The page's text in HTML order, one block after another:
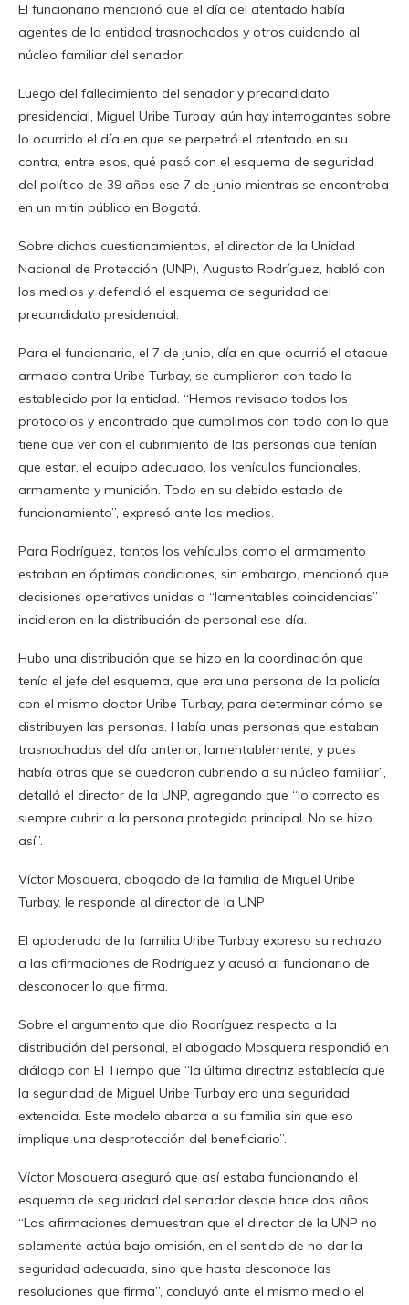
El funcionario mencionó que el día del atentado había
agentes de la entidad trasnochados y otros cuidando al
núcleo familiar del senador.
Luego del fallecimiento del senador y precandidato
presidencial, Miguel Uribe Turbay, aún hay interrogantes sobre
lo ocurrido el día en que se perpetró el atentado en su
contra, entre esos, qué pasó con el esquema de seguridad
del político de 39 años ese 7 de junio mientras se encontraba
en un mitin público en Bogotá.
Sobre dichos cuestionamientos, el director de la Unidad
Nacional de Protección (UNP), Augusto Rodríguez, habló con
los medios y defendió el esquema de seguridad del
precandidato presidencial.
Para el funcionario, el 7 de junio, día en que ocurrió el ataque
armado contra Uribe Turbay, se cumplieron con todo lo
establecido por la entidad. “Hemos revisado todos los
protocolos y encontrado que cumplimos con todo con lo que
tiene que ver con el cubrimiento de las personas que tenían
que estar, el equipo adecuado, los vehículos funcionales,
armamento y munición. Todo en su debido estado de
funcionamiento”, expresó ante los medios.
Para Rodríguez, tantos los vehículos como el armamento
estaban en óptimas condiciones, sin embargo, mencionó que
decisiones operativas unidas a “lamentables coincidencias”
incidieron en la distribución de personal ese día.
Hubo una distribución que se hizo en la coordinación que
tenía el jefe del esquema, que era una persona de la policía
con el mismo doctor Uribe Turbay, para determinar cómo se
distribuyen las personas. Había unas personas que estaban
trasnochadas del día anterior, lamentablemente, y pues
había otras que se quedaron cubriendo a su núcleo familiar”,
detalló el director de la UNP, agregando que “lo correcto es
siempre cubrir a la persona protegida principal. No se hizo
así”.
Víctor Mosquera, abogado de la familia de Miguel Uribe
Turbay, le responde al director de la UNP
El apoderado de la familia Uribe Turbay expreso su rechazo
a las afirmaciones de Rodríguez y acusó al funcionario de
desconocer lo que firma.
Sobre el argumento que dio Rodríguez respecto a la
distribución del personal, el abogado Mosquera respondió en
diálogo con El Tiempo que “la última directriz establecía que
la seguridad de Miguel Uribe Turbay era una seguridad
extendida. Este modelo abarca a su familia sin que eso
implique una desprotección del beneficiario”.
Víctor Mosquera aseguró que así estaba funcionando el
esquema de seguridad del senador desde hace dos años.
“Las afirmaciones demuestran que el director de la UNP no
solamente actúa bajo omisión, en el sentido de no dar la
seguridad adecuada, sino que hasta desconoce las
resoluciones que firma”, concluyó ante el mismo medio el